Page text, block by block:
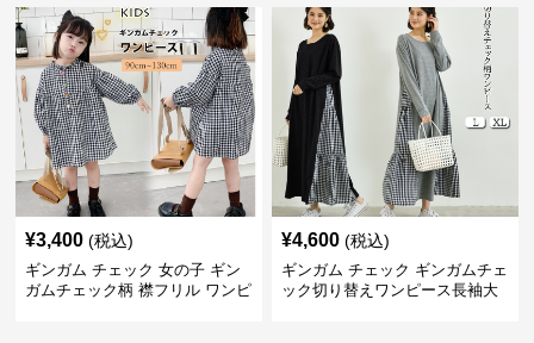
¥3,400 (税込)
ギンガム チェック 女の子 ギン
ガムチェック柄 襟フリル ワンピ
¥4,600 (税込)
ギンガム チェック ギンガムチェ
ック切り替えワンピース長袖大